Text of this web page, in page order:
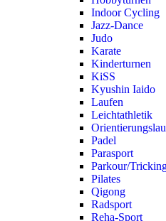
Indoor Cycling
Jazz-Dance
Judo
Karate
Kinderturnen
KiSS
Kyushin Iaido
Laufen
Leichtathletik
Padel
Parasport
Parkour/
Pilates
Qigong
Radsport
Reha-Sport